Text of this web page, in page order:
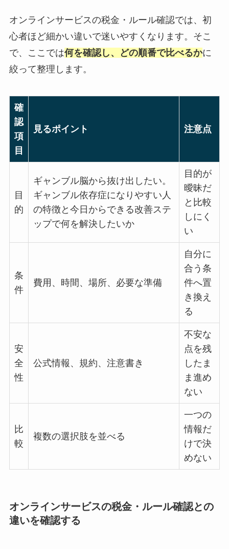
オンラインサービスの税金・ルール確認では、初
心者ほど細かい違いで迷いやすくなります。そこ
で、ここでは何を確認し、どの順番で比べるかに
絞って整理します。
確
認
項
目
見るポイント 注意点
目
的
ギャンブル脳から抜け出したい。
ギャンブル依存症になりやすい人
の特徴と今日からできる改善ステ
ップで何を解決したいか
目的が
曖昧だ
と比較
しにく
い
条
件
費用、時間、場所、必要な準備
自分に
合う条
件へ置
き換え
る
安
全
性
公式情報、規約、注意書き
不安な
点を残
したま
ま進め
ない
比
較
複数の選択肢を並べる
一つの
情報だ
けで決
めない
オンラインサービスの税金・ルール確認との
違いを確認する